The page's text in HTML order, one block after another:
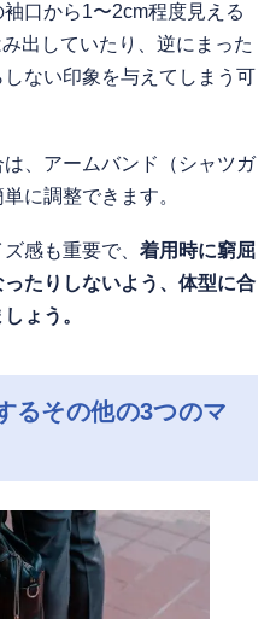
口から1〜2cm程度見える
出していたり、逆にまった
ない印象を与えてしまう可
、アームバンド（シャツガ
に調整できます。
感も重要で、 着用時に窮屈
たりしないよう、体型に合
ょう。
るその他の3つのマ